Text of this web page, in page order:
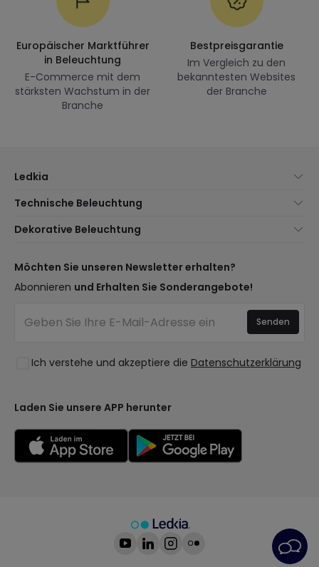
Europäischer Marktführer
in Beleuchtung
E-Commerce mit dem
stärksten Wachstum in der
Branche
Bestpreisgarantie
Im Vergleich zu den
bekanntesten Websites
der Branche
Ledkia
Kundenservice
Versandmethoden
Sind Sie ein Profi?
Ethikkonzept
Anmelden
Technische Beleuchtung
Marken
Beleuchtung für Unternehmen
Dekorative Beleuchtung
Trends
Premium-Dekor-Marken
Räume
Kollektionen
Möchten Sie unseren Newsletter erhalten?
Abonnieren und Erhalten Sie Sonderangebote!
Ich verstehe und akzeptiere die Datenschutzerklärung
Senden
Laden Sie unsere APP herunter